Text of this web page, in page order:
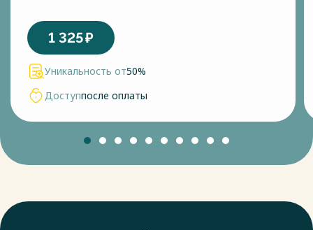
1 325₽
Уникальность от50%
Доступпосле оплаты